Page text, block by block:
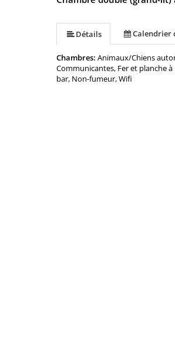
Détails Calendrier
Chambres:Animaux/Chiens
Communicantes, Fer et planche
bar, Non-fumeur, Wifi